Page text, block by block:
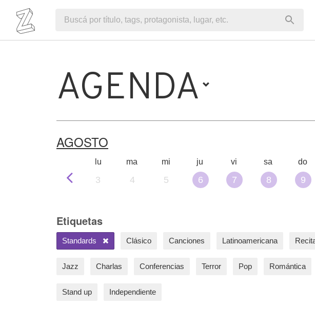
AGENDA
AGOSTO
lu ma mi ju vi sa do
3 4 5 6 7 8 9
Etiquetas
Standards Clásico Canciones Latinoamericana
Jazz Charlas Conferencias Terror Pop Romántica
Stand up Independiente